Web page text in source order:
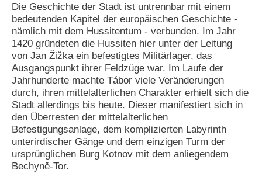
f
o
r
d
Die Geschichte der Stadt ist untrennbar mit einem
bedeutenden Kapitel der europäischen Geschichte -
nämlich mit dem Hussitentum - verbunden. Im Jahr
1420 gründeten die Hussiten hier unter der Leitung
von Jan Žižka ein befestigtes Militärlager, das
Ausgangspunkt ihrer Feldzüge war. Im Laufe der
Jahrhunderte machte Tábor viele Veränderungen
durch, ihren mittelalterlichen Charakter erhielt sich die
Stadt allerdings bis heute. Dieser manifestiert sich in
den Überresten der mittelalterlichen
Befestigungsanlage, dem komplizierten Labyrinth
unterirdischer Gänge und dem einzigen Turm der
ursprünglichen Burg Kotnov mit dem anliegendem
Bechyně-Tor.